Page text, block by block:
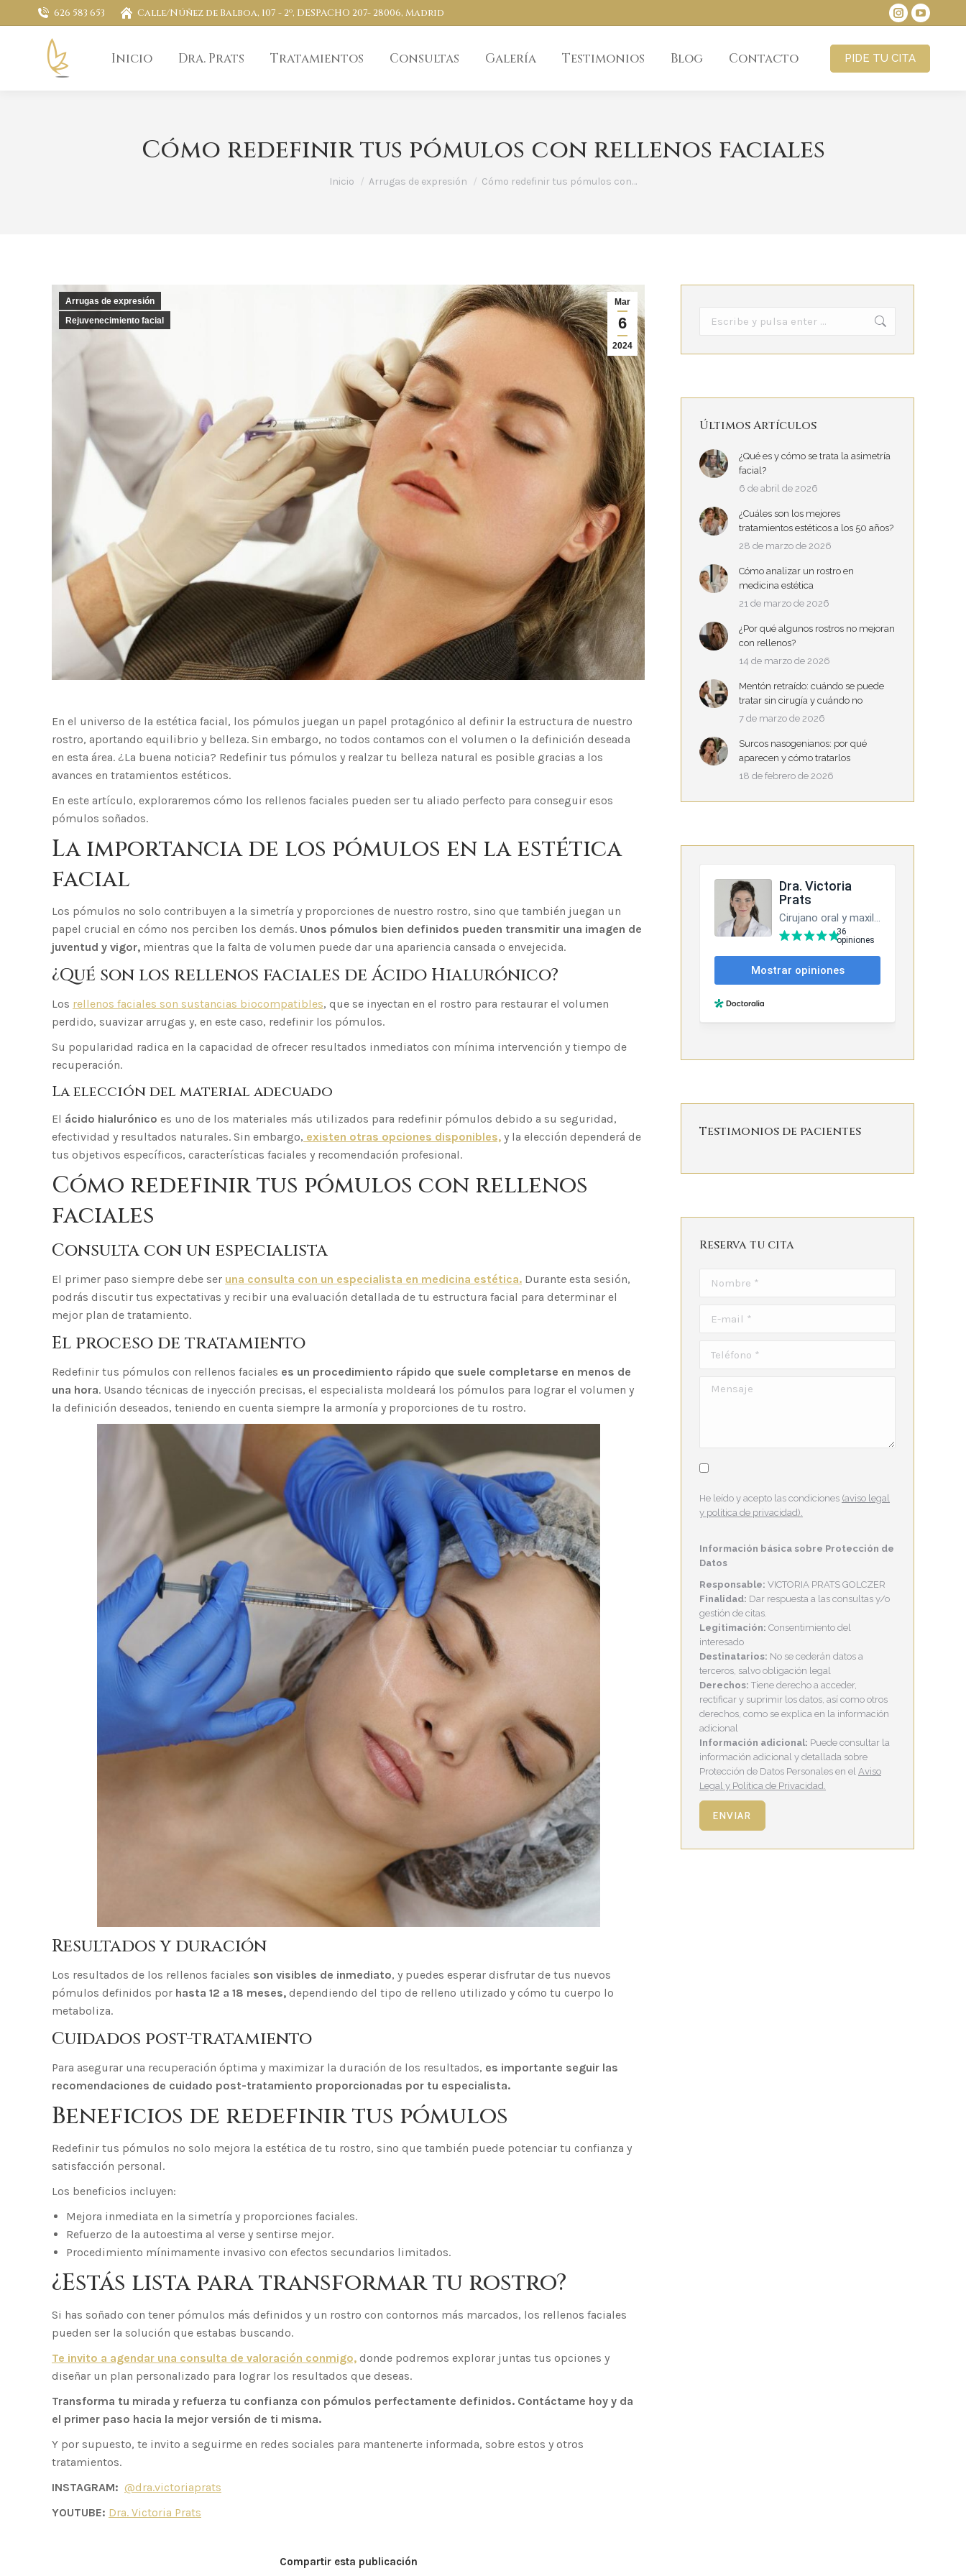
626 583 653 Calle/Núñez de Balboa, 107 - 2º, DESPACHO 207- 28006, Madrid
Instagram
opens
in
YouTube
in
Inicio Dra. Prats Tratamientos Consultas Galería Testimonios Blog Contacto PIDE TU CITA
Cómo redefinir tus pómulos con rellenos faciales
Estás aquí:
Inicio Arrugas de expresión Cómo redefinir tus pómulos con…
Mar
6
2024
Arrugas de expresión
Rejuvenecimiento facial
En el universo de la estética facial, los pómulos juegan un papel protagónico al definir la estructura de nuestro
rostro, aportando equilibrio y belleza. Sin embargo, no todos contamos con el volumen o la definición deseada
en esta área. ¿La buena noticia? Redefinir tus pómulos y realzar tu belleza natural es posible gracias a los
avances en tratamientos estéticos.
En este artículo, exploraremos cómo los rellenos faciales pueden ser tu aliado perfecto para conseguir esos
pómulos soñados.
La importancia de los pómulos en la estética
facial
Los pómulos no solo contribuyen a la simetría y proporciones de nuestro rostro, sino que también juegan un
papel crucial en cómo nos perciben los demás. Unos pómulos bien definidos pueden transmitir una imagen de
juventud y vigor, mientras que la falta de volumen puede dar una apariencia cansada o envejecida.
¿Qué son los rellenos faciales de Ácido Hialurónico?
Los rellenos faciales son sustancias biocompatibles, que se inyectan en el rostro para restaurar el volumen
perdido, suavizar arrugas y, en este caso, redefinir los pómulos.
Su popularidad radica en la capacidad de ofrecer resultados inmediatos con mínima intervención y tiempo de
recuperación.
La elección del material adecuado
El ácido hialurónico es uno de los materiales más utilizados para redefinir pómulos debido a su seguridad,
efectividad y resultados naturales. Sin embargo, existen otras opciones disponibles, y la elección dependerá de
tus objetivos específicos, características faciales y recomendación profesional.
Cómo redefinir tus pómulos con rellenos
faciales
Consulta con un especialista
El primer paso siempre debe ser una consulta con un especialista en medicina estética. Durante esta sesión,
podrás discutir tus expectativas y recibir una evaluación detallada de tu estructura facial para determinar el
mejor plan de tratamiento.
El proceso de tratamiento
Redefinir tus pómulos con rellenos faciales es un procedimiento rápido que suele completarse en menos de
una hora. Usando técnicas de inyección precisas, el especialista moldeará los pómulos para lograr el volumen y
la definición deseados, teniendo en cuenta siempre la armonía y proporciones de tu rostro.
Resultados y duración
Los resultados de los rellenos faciales son visibles de inmediato, y puedes esperar disfrutar de tus nuevos
pómulos definidos por hasta 12 a 18 meses, dependiendo del tipo de relleno utilizado y cómo tu cuerpo lo
metaboliza.
Cuidados post-tratamiento
Para asegurar una recuperación óptima y maximizar la duración de los resultados, es importante seguir las
recomendaciones de cuidado post-tratamiento proporcionadas por tu especialista.
Beneficios de redefinir tus pómulos
Redefinir tus pómulos no solo mejora la estética de tu rostro, sino que también puede potenciar tu confianza y
satisfacción personal.
Los beneficios incluyen:
Mejora inmediata en la simetría y proporciones faciales.
Refuerzo de la autoestima al verse y sentirse mejor.
Procedimiento mínimamente invasivo con efectos secundarios limitados.
¿Estás lista para transformar tu rostro?
Si has soñado con tener pómulos más definidos y un rostro con contornos más marcados, los rellenos faciales
pueden ser la solución que estabas buscando.
Te invito a agendar una consulta de valoración conmigo, donde podremos explorar juntas tus opciones y
diseñar un plan personalizado para lograr los resultados que deseas.
Transforma tu mirada y refuerza tu confianza con pómulos perfectamente definidos. Contáctame hoy y da
el primer paso hacia la mejor versión de ti misma.
Y por supuesto, te invito a seguirme en redes sociales para mantenerte informada, sobre estos y otros
tratamientos.
INSTAGRAM: @dra.victoriaprats
YOUTUBE: Dra. Victoria Prats
Compartir esta publicación
Últimos Artículos
¿Qué es y cómo se trata la asimetría
facial?
6 de abril de 2026
¿Cuáles son los mejores
tratamientos estéticos a los 50 años?
28 de marzo de 2026
Cómo analizar un rostro en
medicina estética
21 de marzo de 2026
¿Por qué algunos rostros no mejoran
con rellenos?
14 de marzo de 2026
Mentón retraído: cuándo se puede
tratar sin cirugía y cuándo no
7 de marzo de 2026
Surcos nasogenianos: por qué
aparecen y cómo tratarlos
18 de febrero de 2026
Testimonios de pacientes
Reserva tu cita
Mensaje
He leído y acepto las condiciones (aviso legal
y política de privacidad).
Información básica sobre Protección de
Datos
Responsable: VICTORIA PRATS GOLCZER
Finalidad: Dar respuesta a las consultas y/o
gestión de citas.
Legitimación: Consentimiento del
interesado
Destinatarios: No se cederán datos a
terceros, salvo obligación legal
Derechos: Tiene derecho a acceder,
rectificar y suprimir los datos, así como otros
derechos, como se explica en la información
adicional
Información adicional: Puede consultar la
información adicional y detallada sobre
Protección de Datos Personales en el Aviso
Legal y Política de Privacidad.
ENVIAR